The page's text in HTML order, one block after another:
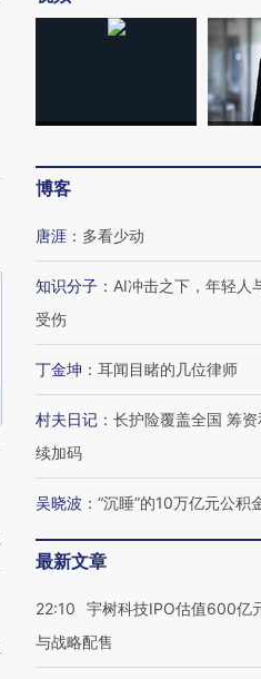
博客
唐涯 ： 多看少动
知识分子 ： AI冲击之下，年轻人
受伤
丁金坤 ： 耳闻目睹的几位律师
村夫日记 ： 长护险覆盖全国 筹
续加码
吴晓波 ： “沉睡”的10万亿元公积
最新文章
22:10
宇树科技IPO估值600亿
与战略配售